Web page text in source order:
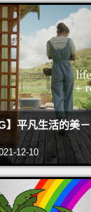
】平凡生活的美
12-10